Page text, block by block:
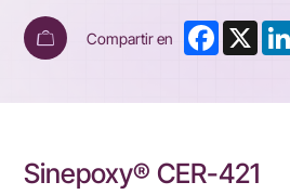
Compartir en Facebook
X
Sinepoxy® CER-421